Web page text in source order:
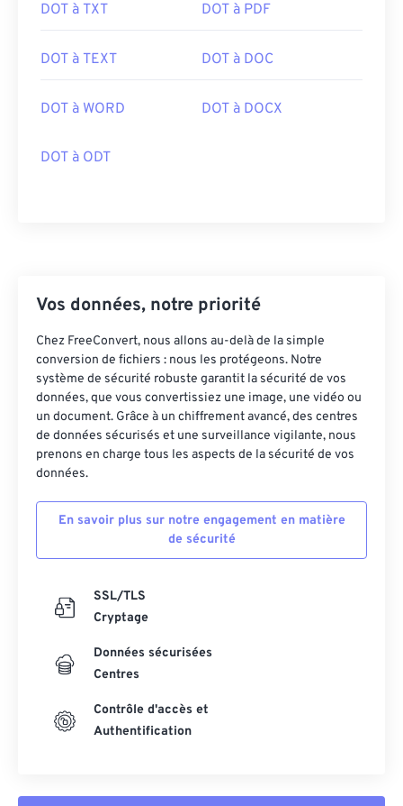
DOT à TXT DOT à PDF
DOT à TEXT DOT à DOC
DOT à WORD DOT à DOCX
DOT à ODT
Vos données, notre priorité
Chez FreeConvert, nous allons au-delà de la simple
conversion de fichiers : nous les protégeons. Notre
système de sécurité robuste garantit la sécurité de vos
données, que vous convertissiez une image, une vidéo ou
un document. Grâce à un chiffrement avancé, des centres
de données sécurisés et une surveillance vigilante, nous
prenons en charge tous les aspects de la sécurité de vos
données.
En savoir plus sur notre engagement en matière
de sécurité
SSL/TLS
Cryptage
Données sécurisées
Centres
Contrôle d'accès et
Authentification